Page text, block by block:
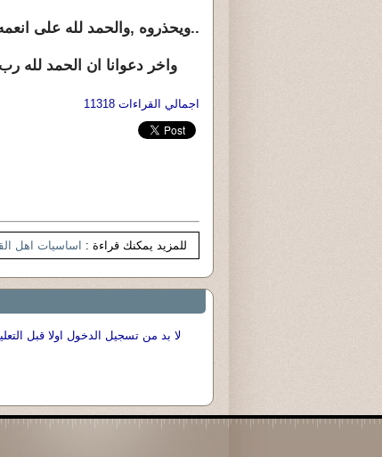
..ويحذروه ,والحمد لله على
واخر دعوانا ان الحمد لله رب
اجمالي القراءات 11318
للمزيد يمكنك قراءة : اساسيات اهل
لا بد من تسجيل الدخول اولا قبل